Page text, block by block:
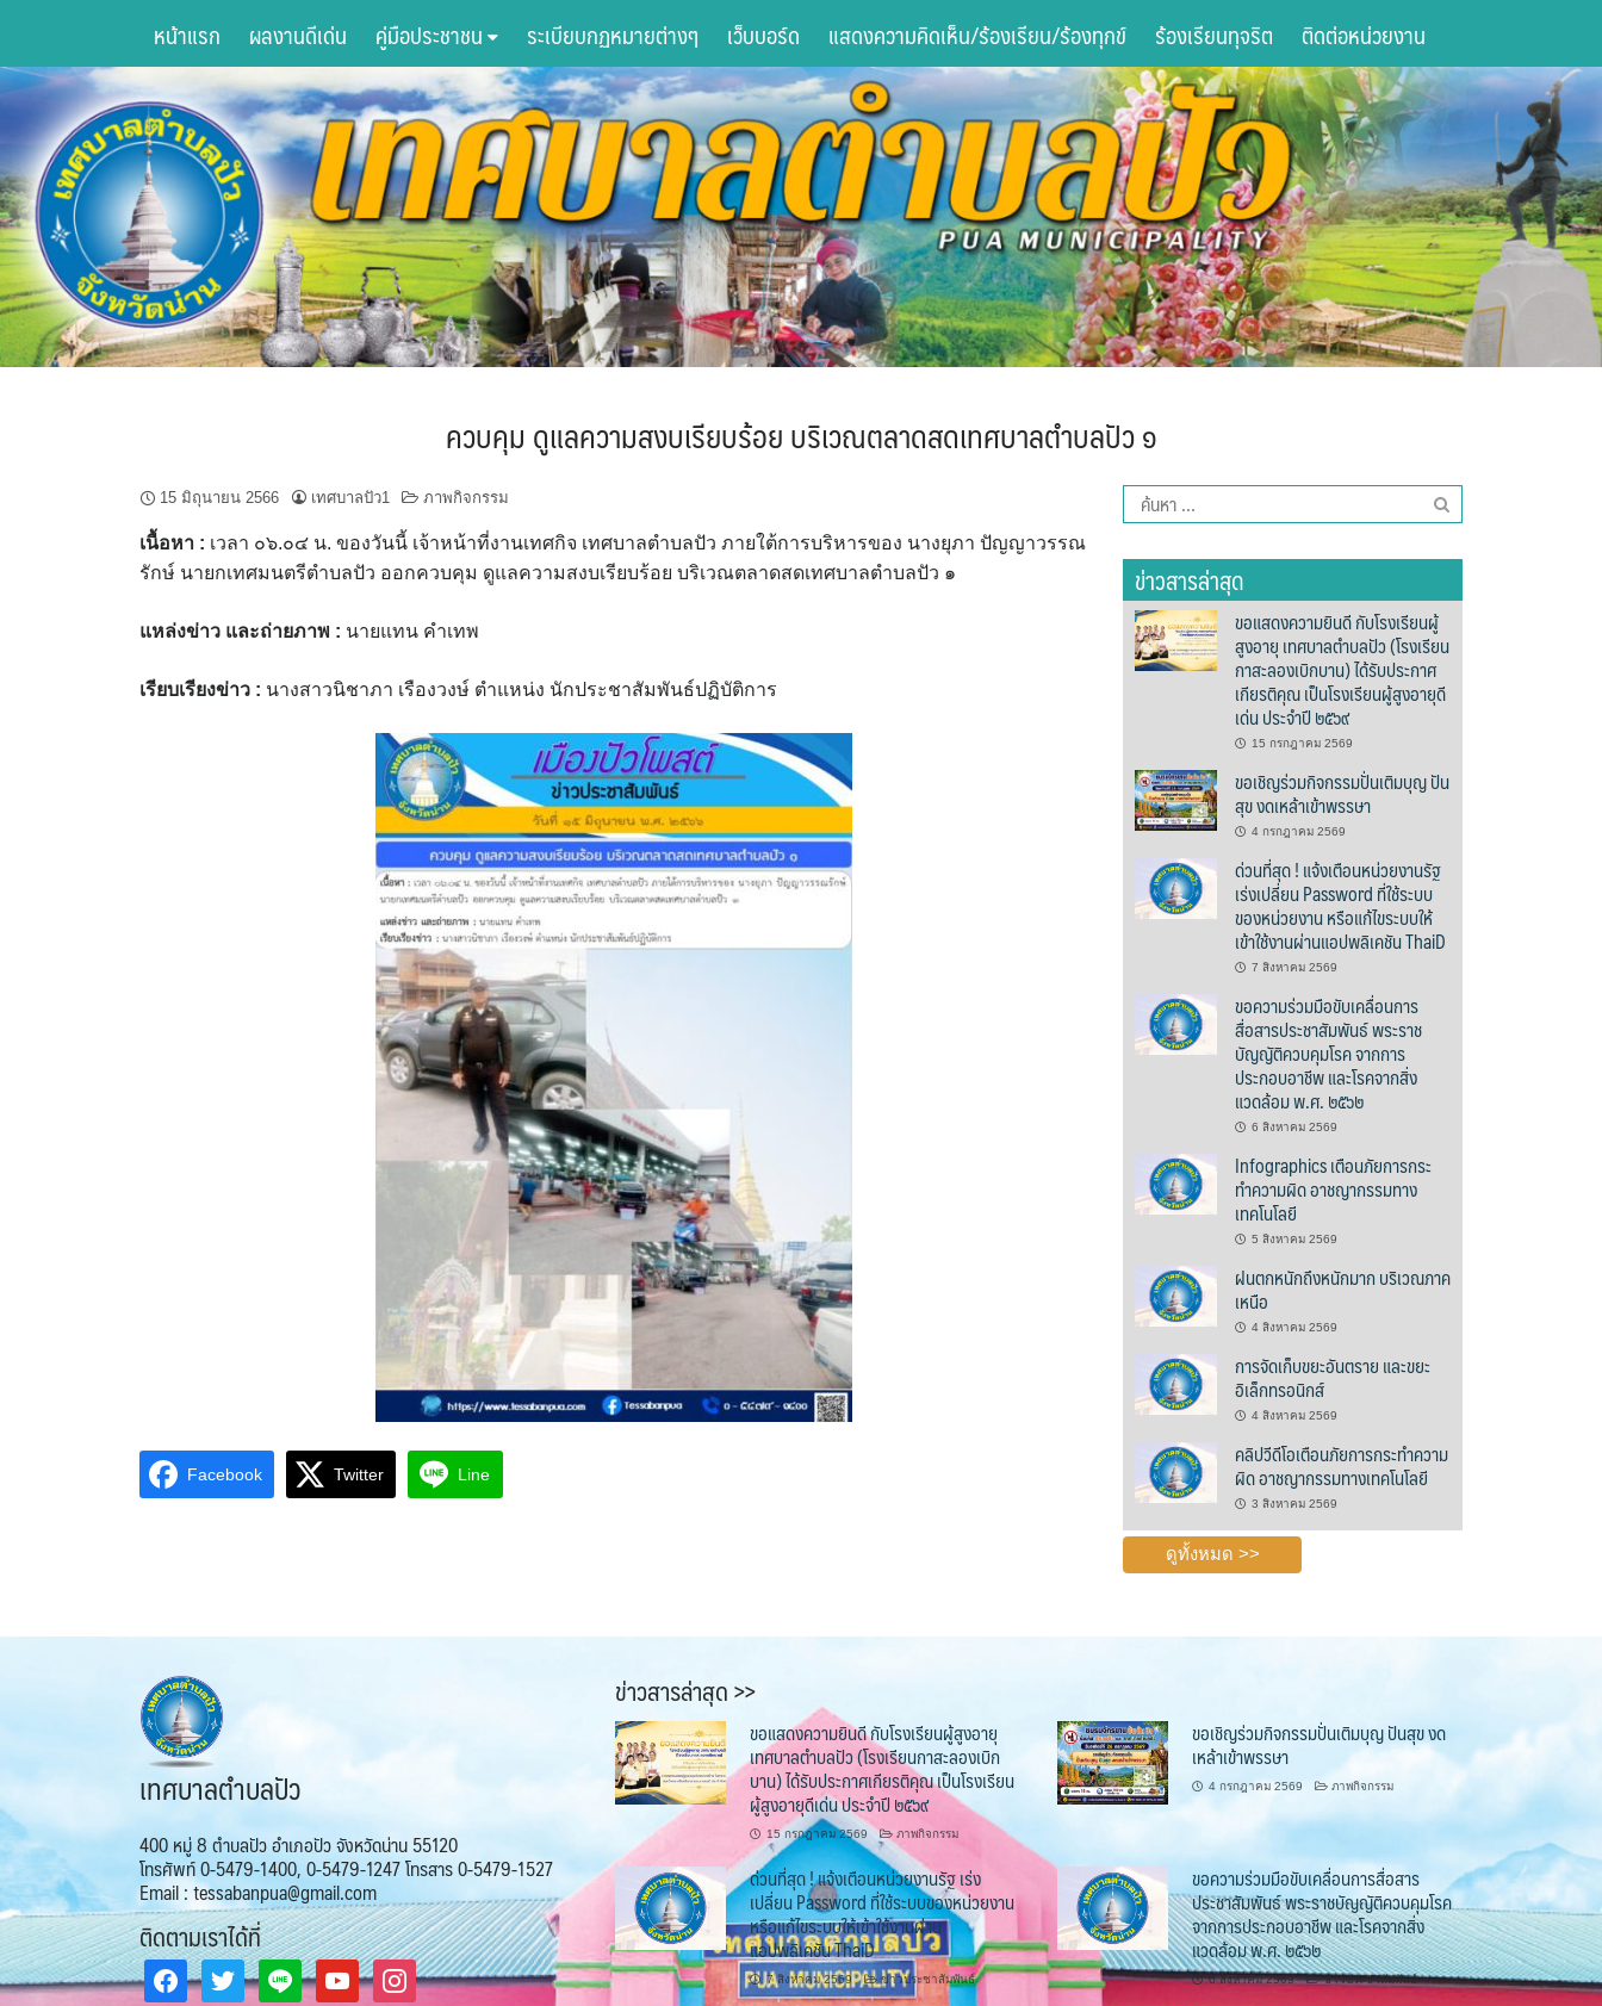
content
หน้าแรก ผลงานดีเด่น คู่มือประชาชน ระเบียบกฏหมายต่างๆ เว็บบอร์ด แสดงความคิดเห็น/ร้องเรียน/ร้องทุกข์ ร้องเรียนทุจริต ติดต่อหน่วยงาน
ควบคุม ดูแลความสงบเรียบร้อย บริเวณตลาดสดเทศบาลตำบลปัว ๑
15 มิถุนายน 2566 เทศบาลปัว1 ภาพกิจกรรม
เนื้อหา : เวลา ๐๖.๐๔ น. ของวันนี้ เจ้าหน้าที่งานเทศกิจ เทศบาลตำบลปัว ภายใต้การบริหารของ นางยุภา ปัญญาวรรณ
รักษ์ นายกเทศมนตรีตำบลปัว ออกควบคุม ดูแลความสงบเรียบร้อย บริเวณตลาดสดเทศบาลตำบลปัว ๑
แหล่งข่าว และถ่ายภาพ : นายแทน คำเทพ
เรียบเรียงข่าว : นางสาวนิชาภา เรืองวงษ์ ตำแหน่ง นักประชาสัมพันธ์ปฏิบัติการ
Facebook Twitter Line
ค้นหา
สำหรับ:
ข่าวสารล่าสุด
ขอแสดงความยินดี กับโรงเรียนผู้
สูงอายุ เทศบาลตำบลปัว (โรงเรียน
กาสะลองเบิกบาน) ได้รับประกาศ
เกียรติคุณ เป็นโรงเรียนผู้สูงอายุดี
เด่น ประจำปี ๒๕๖๙
15 กรกฎาคม 2569
ขอเชิญร่วมกิจกรรมปั่นเติมบุญ ปัน
สุข งดเหล้าเข้าพรรษา
4 กรกฎาคม 2569
ด่วนที่สุด ! แจ้งเตือนหน่วยงานรัฐ
เร่งเปลี่ยน Password ที่ใช้ระบบ
ของหน่วยงาน หรือแก้ไขระบบให้
เข้าใช้งานผ่านแอปพลิเคชัน ThaiD
7 สิงหาคม 2569
ขอความร่วมมือขับเคลื่อนการ
สื่อสารประชาสัมพันธ์ พระราช
บัญญัติควบคุมโรค จากการ
ประกอบอาชีพ และโรคจากสิ่ง
แวดล้อม พ.ศ. ๒๕๖๒
6 สิงหาคม 2569
Infographics เตือนภัยการกระ
ทำความผิด อาชญากรรมทาง
เทคโนโลยี
5 สิงหาคม 2569
ฝนตกหนักถึงหนักมาก บริเวณภาค
เหนือ
4 สิงหาคม 2569
การจัดเก็บขยะอันตราย และขยะ
อิเล็กทรอนิกส์
4 สิงหาคม 2569
คลิปวีดีโอเตือนภัยการกระทำความ
ผิด อาชญากรรมทางเทคโนโลยี
3 สิงหาคม 2569
ดูทั้งหมด >>
เทศบาลตำบลปัว
400 หมู่ 8 ตำบลปัว อำเภอปัว จังหวัดน่าน 55120
โทรศัพท์ 0-5479-1400, 0-5479-1247 โทรสาร 0-5479-1527
Email : tessabanpua@gmail.com
ติดตามเราได้ที่
facebooktwitter line youtubeinstagram
ข่าวสารล่าสุด >>
ขอแสดงความยินดี กับโรงเรียนผู้สูงอายุ
เทศบาลตำบลปัว (โรงเรียนกาสะลองเบิก
บาน) ได้รับประกาศเกียรติคุณ เป็นโรงเรียน
ผู้สูงอายุดีเด่น ประจำปี ๒๕๖๙
15 กรกฎาคม 2569 ภาพกิจกรรม
ขอเชิญร่วมกิจกรรมปั่นเติมบุญ ปันสุข งด
เหล้าเข้าพรรษา
4 กรกฎาคม 2569 ภาพกิจกรรม
ด่วนที่สุด ! แจ้งเตือนหน่วยงานรัฐ เร่ง
เปลี่ยน Password ที่ใช้ระบบของหน่วยงาน
หรือแก้ไขระบบให้เข้าใช้งานผ่าน
แอปพลิเคชัน ThaiD
7 สิงหาคม 2569 ข่าวประชาสัมพันธ์
ขอความร่วมมือขับเคลื่อนการสื่อสาร
ประชาสัมพันธ์ พระราชบัญญัติควบคุมโรค
จากการประกอบอาชีพ และโรคจากสิ่ง
แวดล้อม พ.ศ. ๒๕๖๒
6 สิงหาคม 2569 ข่าวประชาสัมพันธ์